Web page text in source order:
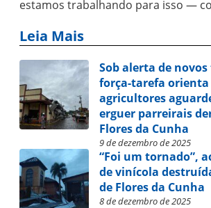
estamos trabalhando para isso —
Leia Mais
Sob alerta de
força-tarefa orienta
agricultores
erguer parreirais
Flores da Cunha
9 de dezembro de 2025
“Foi um tornado”,
de vinícola
de Flores da Cunha
8 de dezembro de 2025